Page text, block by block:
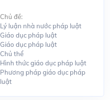
Chủ đề:
Lý luận nhà nước pháp luật
Giáo dục pháp luật
Giáo dục pháp luật
Chủ thể
Hình thức giáo dục pháp luật
Phương pháp giáo dục pháp
luật